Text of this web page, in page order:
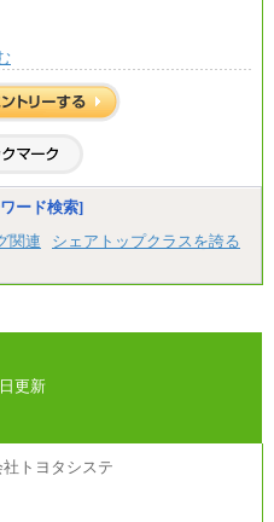
変更はございません
円以上(正社員・準社員）
(10,000円）を含む
支援金(月額4,000円）
ード検索]
関連
シェアトップクラスを誇る
更新